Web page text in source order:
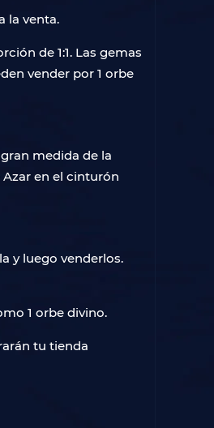
la venta.
de 1:1. Las gemas
vender por 1 orbe
medida de la
en el cinturón
y luego venderlos.
1 orbe divino.
tu tienda